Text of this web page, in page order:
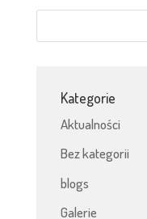
Kategorie
Aktualności
Bez kategorii
blogs
Galerie